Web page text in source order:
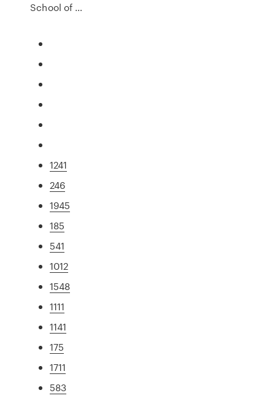
School of …
1241
246
1945
185
541
1012
1548
1111
1141
175
1711
583